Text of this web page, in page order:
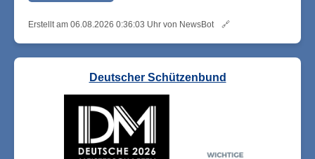
Erstellt am 06.08.2026 0:36:03 Uhr von NewsBot 🔗
Deutscher Schützenbund